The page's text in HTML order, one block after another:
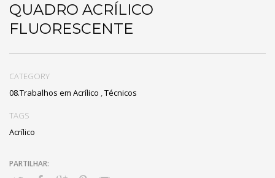
QUADRO ACRÍLICO
FLUORESCENTE
CATEGORY
08.Trabalhos em Acrílico ,Técnicos
TAGS
Acrílico